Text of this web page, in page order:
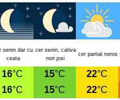
senin dar cu
ceata
cer senin, cativa
nori josi
cer partial noros
16°C 15°C 22°C
16°C 15°C 22°C